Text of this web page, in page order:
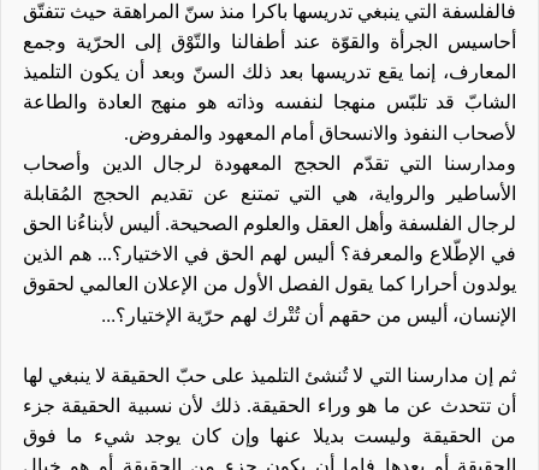
فالفلسفة التي ينبغي تدريسها باكرا منذ سنّ المراهقة حيث تتفتّق
أحاسيس الجرأة والقوّة عند أطفالنا والتّوْق إلى الحرّية وجمع
المعارف، إنما يقع تدريسها بعد ذلك السنّ وبعد أن يكون التلميذ
الشابّ قد تلبّس منهجا لنفسه وذاته هو منهج العادة والطاعة
لأصحاب النفوذ والانسحاق أمام المعهود والمفروض.
ومدارسنا التي تقدّم الحجج المعهودة لرجال الدين وأصحاب
الأساطير والرواية، هي التي تمتنع عن تقديم الحجج المُقابلة
لرجال الفلسفة وأهل العقل والعلوم الصحيحة. أليس لأبناءُنا الحق
في الإطّلاع والمعرفة؟ أليس لهم الحق في الاختيار؟... هم الذين
يولدون أحرارا كما يقول الفصل الأول من الإعلان العالمي لحقوق
الإنسان، أليس من حقهم أن تُتْرك لهم حرّية الإختيار؟...
ثم إن مدارسنا التي لا تُنشئ التلميذ على حبّ الحقيقة لا ينبغي لها
أن تتحدث عن ما هو وراء الحقيقة. ذلك لأن نسبية الحقيقة جزء
من الحقيقة وليست بديلا عنها وإن كان يوجد شيء ما فوق